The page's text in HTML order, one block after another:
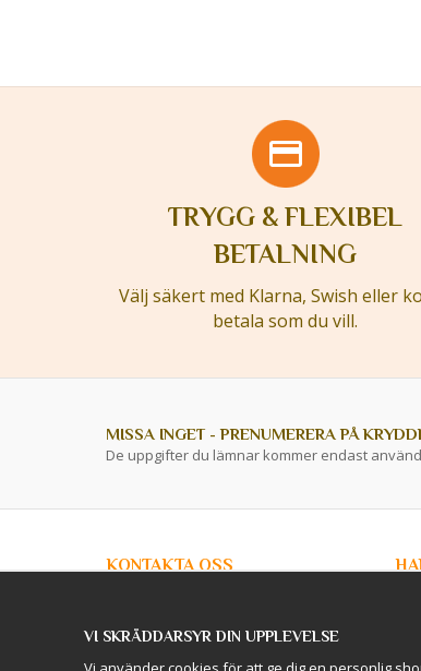
TRYGG & FLEXIBEL
BETALNING
Välj säkert med Klarna, Swish eller
betala som du vill.
MISSA INGET - PRENUMERERA PÅ
De uppgifter du lämnar kommer endast
KONTAKTA OSS
VI SKRÄDDARSYR DIN UPPLEVELSE